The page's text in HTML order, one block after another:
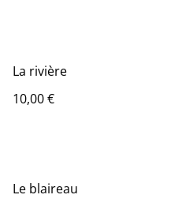
La rivière
10,00 €
Le blaireau